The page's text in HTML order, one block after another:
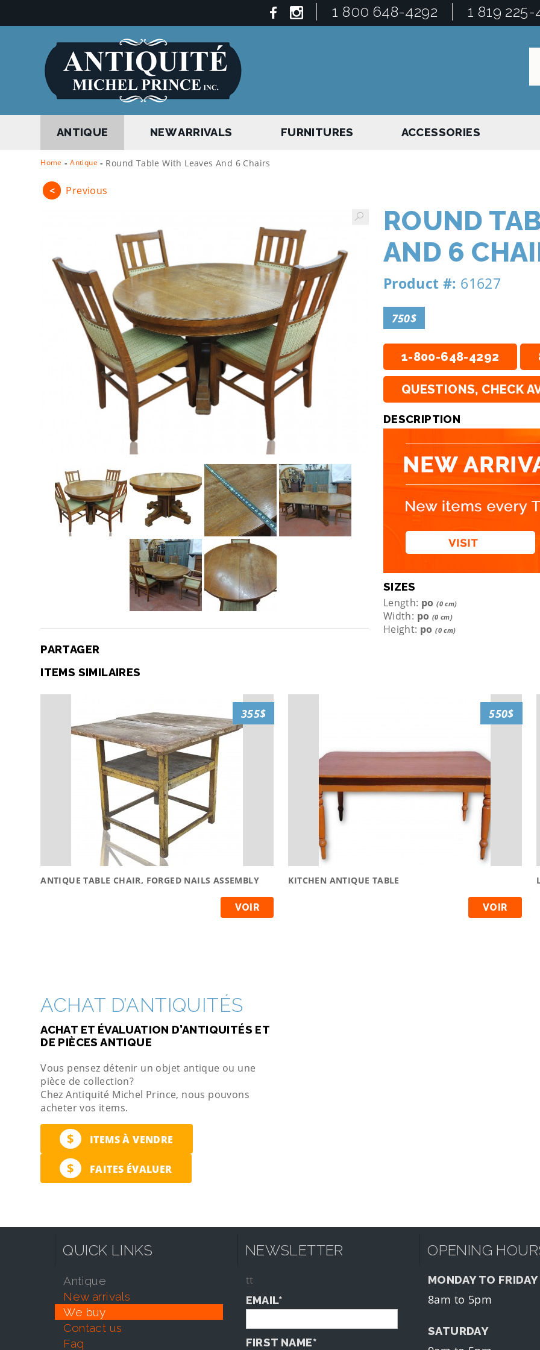
1 800 648-4292 1 819 225-
ANTIQUE NEW ARRIVALS FURNITURES ACCESSORIES
Home - Antique - Round Table With Leaves And 6 Chairs
< Previous
PARTAGER
ROUND
AND 6
Product #: 61627
750$
1-800-648-4292
QUESTIONS, CHECK
DESCRIPTION
SIZES
Length: po(0 cm)
Width: po (0 cm)
Height: po(0 cm)
ITEMS SIMILAIRES
ANTIQUE TABLE CHAIR, FORGED NAILS ASSEMBLY
VOIR
355$
KITCHEN ANTIQUE TABLE
VOIR
550$
ACHAT D’ANTIQUITÉS
ACHAT ET ÉVALUATION D’ANTIQUITÉS ET
DE PIÈCES ANTIQUE
Vous pensez détenir un objet antique ou une
pièce de collection?
Chez Antiquité Michel Prince, nous pouvons
acheter vos items.
$ ITEMS À VENDRE
$ FAITES ÉVALUER
QUICK LINKS
antique
new arrivals
we buy
contact us
faq
NEWSLETTER
tt
EMAIL*
FIRST NAME*
OPENING
MONDAY TO FRIDAY
8am to 5pm
SATURDAY